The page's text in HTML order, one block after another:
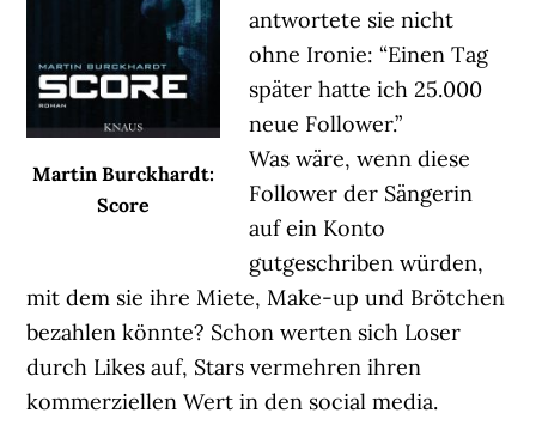
Martin Burckhardt:
Score
antwortete sie nicht
ohne Ironie: “Einen Tag
später hatte ich 25.000
neue Follower.”
Was wäre, wenn diese
Follower der Sängerin
auf ein Konto
gutgeschriben würden,
mit dem sie ihre Miete, Make-up und Brötchen
bezahlen könnte? Schon werten sich Loser
durch Likes auf, Stars vermehren ihren
kommerziellen Wert in den social media.